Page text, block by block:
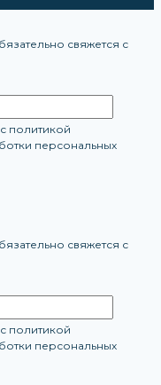
свяжется с
политикой
персональных
свяжется с
политикой
персональных